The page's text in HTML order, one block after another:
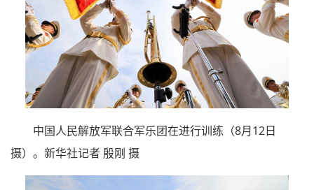
中国人民解放军联合军乐团在进行训练（8月12日
摄）。新华社记者 殷刚 摄